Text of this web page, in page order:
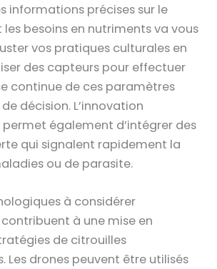
informations précises sur le
besoins en nutriments va vous
vos pratiques culturales en
des capteurs pour effectuer
continue de ces paramètres
décision. L’innovation
également d’intégrer des
qui signalent rapidement la
ou de parasite.
à considérer
contribuent à une mise en
de citrouilles
Les drones peuvent être utilisés